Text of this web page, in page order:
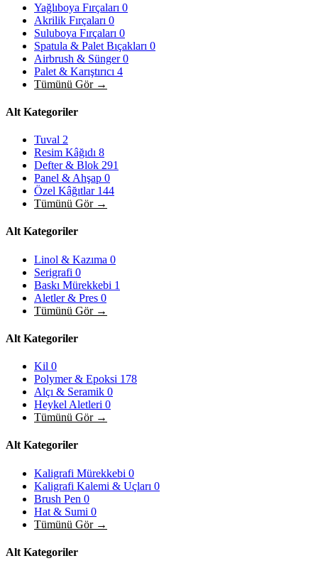
Yağlıboya Fırçaları 0
Akrilik Fırçaları 0
Suluboya Fırçaları 0
Spatula & Palet Bıçakları 0
Airbrush & Sünger0
Palet & Karıştırıcı 4
Tümünü Gör →
Alt Kategoriler
Tuval 2
Resim Kâğıdı 8
Defter & Blok 291
Panel & Ahşap 0
Özel Kâğıtlar 144
Tümünü Gör →
Alt Kategoriler
Linol & Kazıma 0
Serigrafi 0
Baskı Mürekkebi 1
Aletler & Pres 0
Tümünü Gör →
Alt Kategoriler
Kil 0
Polymer & Epoksi 178
Alçı & Seramik 0
Heykel Aletleri 0
Tümünü Gör →
Alt Kategoriler
Kaligrafi Mürekkebi 0
Kaligrafi Kalemi & Uçları 0
Brush Pen 0
Hat & Sumi 0
Tümünü Gör →
Alt Kategoriler